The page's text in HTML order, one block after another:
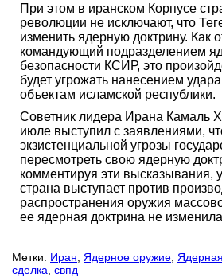
При этом в иранском Корпусе
революции не исключают, что
изменить ядерную доктрину. Как
командующий подразделением
безопасности КСИР, это
будет угрожать нанесением
объектам исламской республики.
Советник лидера Ирана Камаль
июле выступил с заявлениями,
экзистенциальной угрозы
пересмотреть свою ядерную
комментируя эти высказывания,
страна выступает против
распространения оружия
ее ядерная доктрина не
Метки: Иран Ядерное оружие
сделка свпд